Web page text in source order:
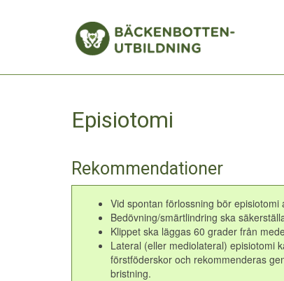
Episiotomi
Rekommendationer
Vid spontan förlossning bör episiotomi
Bedövning/smärtlindring ska
Klippet ska läggas 60 grader från
Lateral (eller mediolateral) episiotomi
förstföderskor och rekommenderas
bristning.